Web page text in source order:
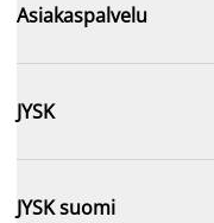
Asiakaspalvelu
JYSK
JYSK suomi